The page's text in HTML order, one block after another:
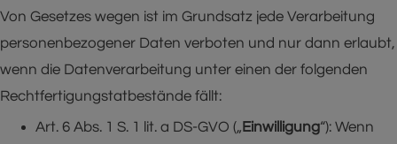
Von Gesetzes wegen ist im Grundsatz jede Verarbeitung
personenbezogener Daten verboten und nur dann erlaubt,
wenn die Datenverarbeitung unter einen der folgenden
Rechtfertigungstatbestände fällt:
Art. 6 Abs. 1 S. 1 lit. a DS-GVO („ Einwilligung“): Wenn